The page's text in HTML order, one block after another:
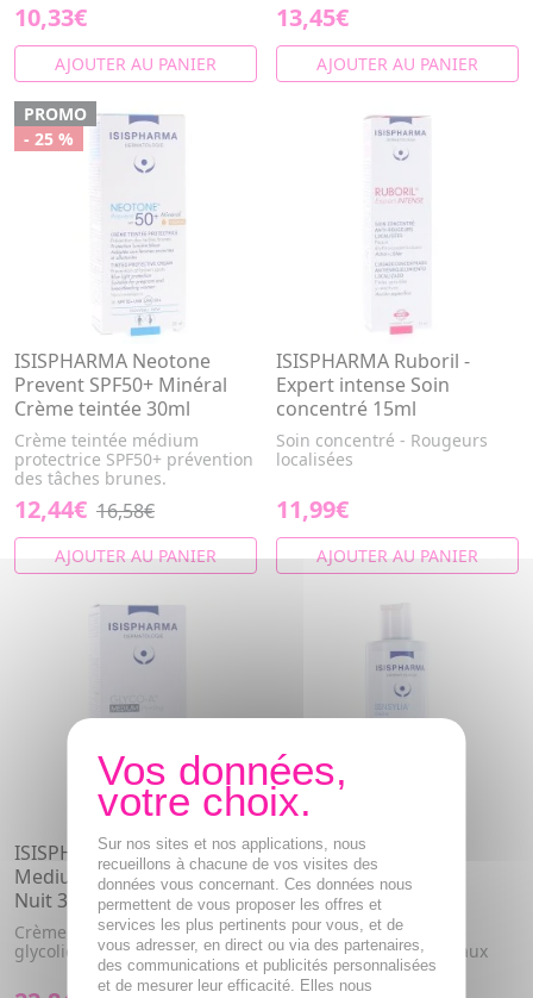
10,33€
AJOUTER AU PANIER
13,45€
AJOUTER AU PANIER
PROMO
- 25 %
ISISPHARMA Neotone
Prevent SPF50+ Minéral
Crème teintée 30ml
Crème teintée médium
protectrice SPF50+ prévention
des tâches brunes.
12,44€ 16,58€
AJOUTER AU PANIER
ISISPHARMA Ruboril -
Expert intense Soin
concentré 15ml
Soin concentré - Rougeurs
localisées
11,99€
AJOUTER AU PANIER
ISISPHARMA Glyco-A
Medium Peeling Crème de
Nuit 30ml
Crème de nuit à 12% d'acide
glycolique
ISISPHARMA Sensylia
Gelée démaquillante
hydratante 250ml
Gelée démaquillante
hydratante pour les peaux
sensibles.
Sur nos sites et nos applications, nous
recueillons à chacune de vos visites des
données vous concernant. Ces données nous
permettent de vous proposer les offres et
services les plus pertinents pour vous, et de
vous adresser, en direct ou via des partenaires,
des communications et publicités personnalisées
et de mesurer leur efficacité. Elles nous